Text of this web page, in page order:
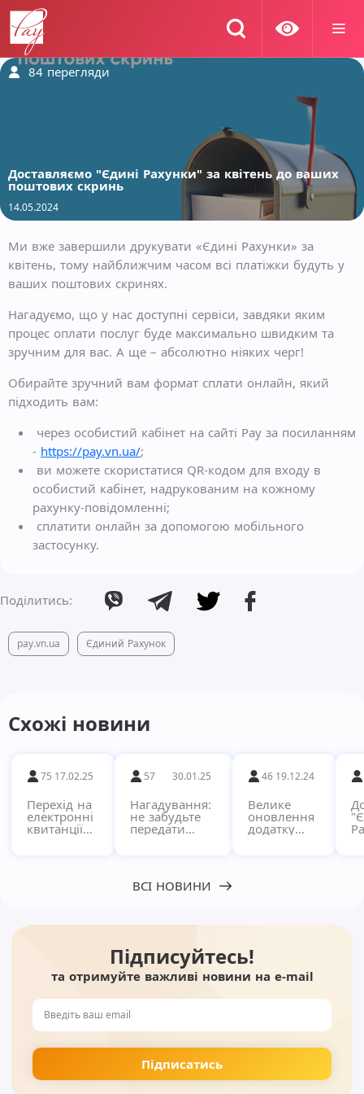
84 перегляди
Доставляємо "Єдині Рахунки" за квітень до ваших
поштових скринь
14.05.2024
Ми вже завершили друкувати «Єдині Рахунки» за
квітень, тому найближчим часом всі платіжки будуть у
ваших поштових скринях.
Нагадуємо, що у нас доступні сервіси, завдяки яким
процес оплати послуг буде максимально швидким та
зручним для вас. А ще – абсолютно ніяких черг!
Обирайте зручний вам формат сплати онлайн, який
підходить вам:
через особистий кабінет на сайті Pay за посиланням
- https://pay.vn.ua/;
ви можете скористатися QR-кодом для входу в
особистий кабінет, надрукованим на кожному
рахунку-повідомленні;
сплатити онлайн за допомогою мобільного
застосунку.
Поділитись:
pay.vn.ua Єдиний Рахунок
Схожі новини
75 17.02.25
Перехід на
електронні
квитанції
57 30.01.25
Нагадування:
не забудьте
передати
46 19.12.24
Велике
оновлення
додатку
ВСІ НОВИНИ
Підписуйтесь!
та отримуйте важливі новини на e-mail